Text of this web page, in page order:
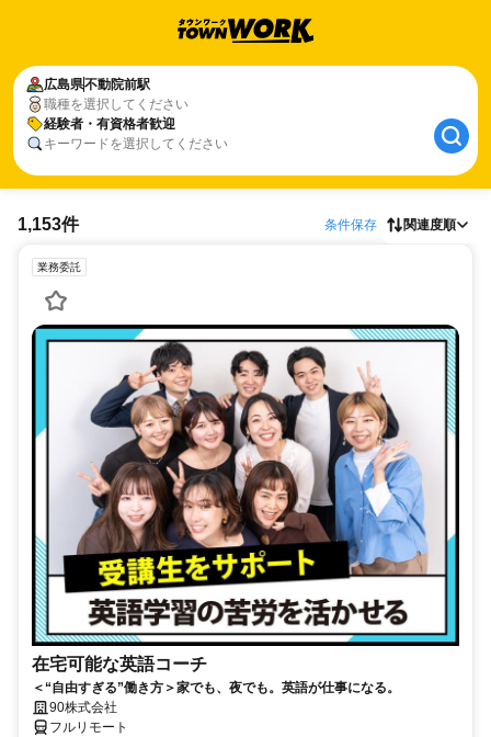
広島県不動院前駅
職種を選択してください
経験者・有資格者歓迎
キーワードを選択してください
1,153件 条件保存 関連度順
業務委託
在宅可能な英語コーチ
＜“自由すぎる”働き方＞家でも、夜でも。英語が仕事になる。
90株式会社
フルリモート